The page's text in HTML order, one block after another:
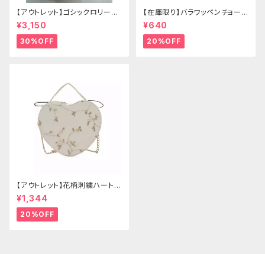
【アウトレット】ゴシックロリータ
ゴールドクラウン＆ホーン(ヴェ
ール付き)
¥3,150
30%OFF
【在庫限り】バラワッペンチョーカ
ー
¥640
20%OFF
【アウトレット】花柄刺繍ハートバ
ッグ
¥1,344
20%OFF